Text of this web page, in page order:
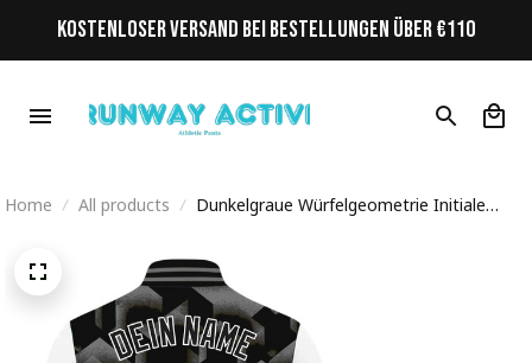
KOSTENLOSER VERSAND BEI BESTELLUNGEN ÜBER €110
Home All products
Dunkelgraue Würfelgeometrie Initiale